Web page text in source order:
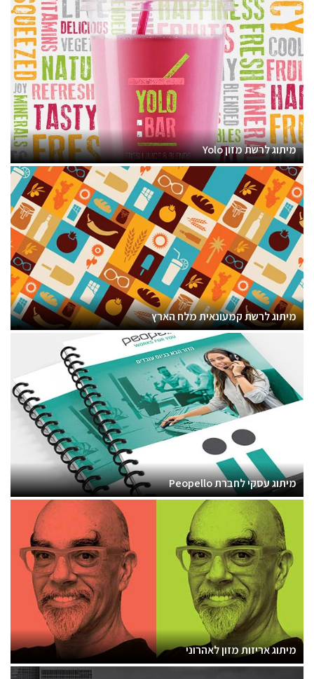
מיתוג לרשת מזון Yolo
מיתוג לרשת קמעונאית מלח הארץ
מיתוג עסקי לחברת Peopello
מיתוג אריזות מזון לאהרוני